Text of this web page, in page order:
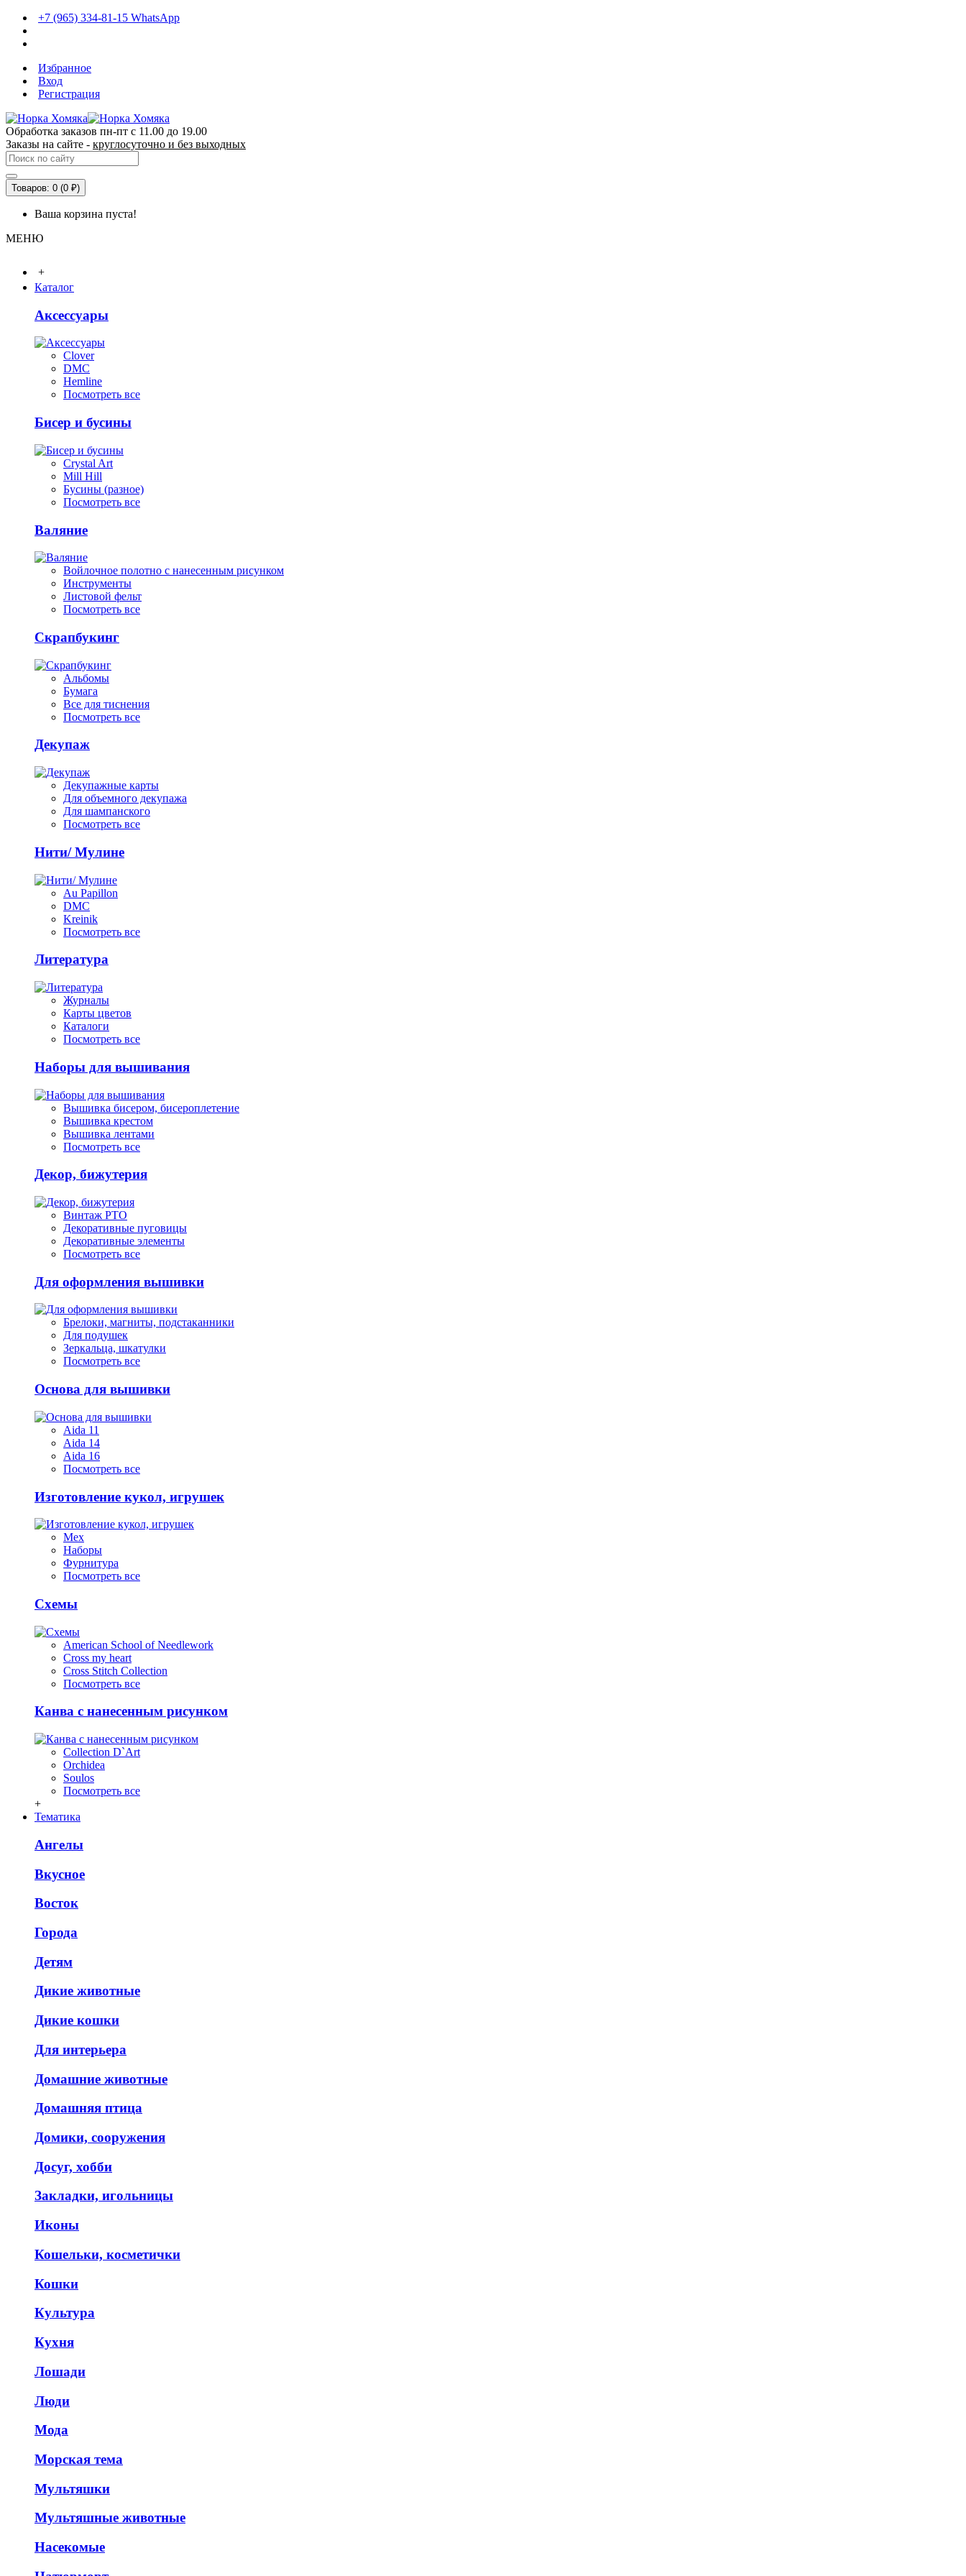
+7 (965) 334-81-15 WhatsApp
Избранное
Вход
Регистрация
Обработка заказов пн-пт с 11.00 до 19.00
Заказы на сайте - круглосуточно и без выходных
Товаров: 0 (0 ₽)
Ваша корзина пуста!
МЕНЮ
+
Каталог
Аксессуары
Clover
DMC
Hemline
Посмотреть все
Бисер и бусины
Crystal Art
Mill Hill
Бусины (разное)
Посмотреть все
Валяние
Войлочное полотно с нанесенным рисунком
Инструменты
Листовой фельт
Посмотреть все
Скрапбукинг
Альбомы
Бумага
Все для тиснения
Посмотреть все
Декупаж
Декупажные карты
Для объемного декупажа
Для шампанского
Посмотреть все
Нити/ Мулине
Au Papillon
DMC
Kreinik
Посмотреть все
Литература
Журналы
Карты цветов
Каталоги
Посмотреть все
Наборы для вышивания
Вышивка бисером, бисероплетение
Вышивка крестом
Вышивка лентами
Посмотреть все
Декор, бижутерия
Винтаж РТО
Декоративные пуговицы
Декоративные элементы
Посмотреть все
Для оформления вышивки
Брелоки, магниты, подстаканники
Для подушек
Зеркальца, шкатулки
Посмотреть все
Основа для вышивки
Aida 11
Aida 14
Aida 16
Посмотреть все
Изготовление кукол, игрушек
Мех
Наборы
Фурнитура
Посмотреть все
Схемы
American School of Needlework
Cross my heart
Cross Stitch Collection
Посмотреть все
Канва с нанесенным рисунком
Collection D`Art
Orchidea
Soulos
Посмотреть все
+
Тематика
Ангелы
Вкусное
Восток
Города
Детям
Дикие животные
Дикие кошки
Для интерьера
Домашние животные
Домашняя птица
Домики, сооружения
Досуг, хобби
Закладки, игольницы
Иконы
Кошельки, косметички
Кошки
Культура
Кухня
Лошади
Люди
Мода
Морская тема
Мультяшки
Мультяшные животные
Насекомые